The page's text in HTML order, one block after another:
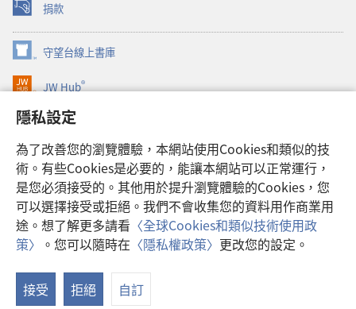
隱私設定
為了改善您的瀏覽體驗，本網站使用Cookies和類似的技
術。有些Cookies是必要的，能讓本網站可以正常運行，
是您必須接受的。其他用於提升瀏覽體驗的Cookies，您
可以選擇接受或拒絕。我們不會收集您的資料用作商業用
途。想了解更多請看 〈全球Cookies和類似技術使用政
策〉 。您可以隨時在 〈隱私權政策〉 更改您的設定。
接受 拒絕 自訂
捐款
（開
啟
新
視
窗）
守望台線上書庫
（開
啟
新
窗）
JW Hub®
（開
啟
新
視
窗）
JW Library®
Watchtower Library
Copyright© 2026 Watch Tower Bible and Tract Society of Pennsylvania.
使用條款 |隱私權政策| 隱私設定